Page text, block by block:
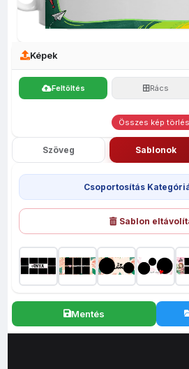
Képek
Feltöltés Rács
Összes kép
Szöveg Sablonok
Csoportosítás
Sablon
Mentés